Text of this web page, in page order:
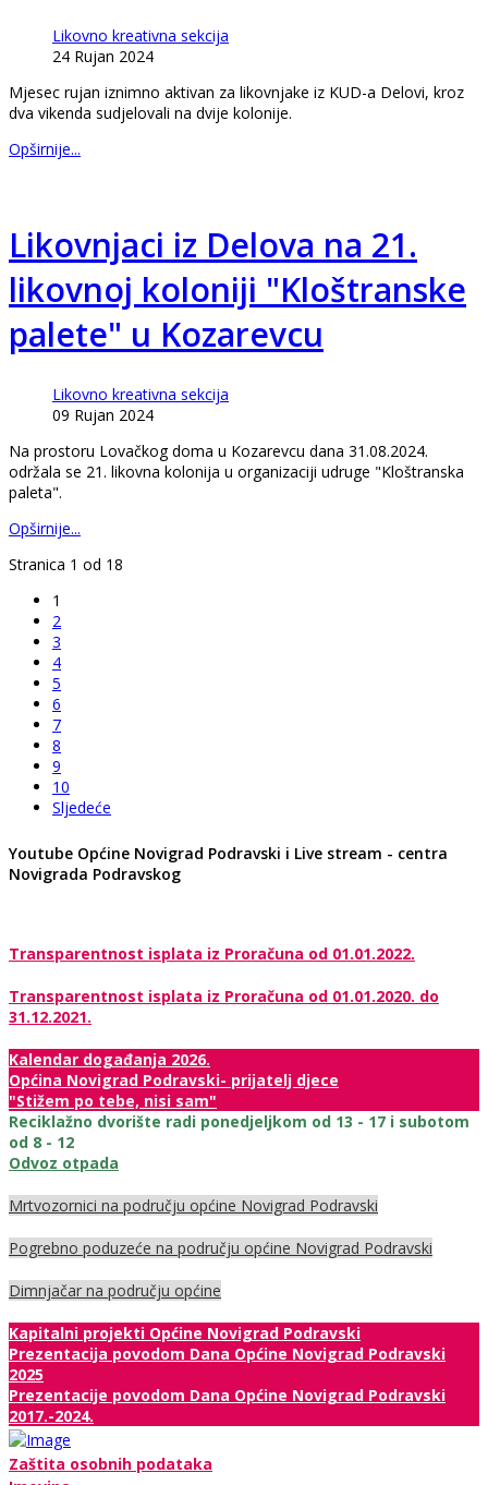
Likovno kreativna sekcija
24 Rujan 2024
Mjesec rujan iznimno aktivan za likovnjake iz KUD-a Delovi, kroz
dva vikenda sudjelovali na dvije kolonije.
Opširnije...
Likovnjaci iz Delova na 21.
likovnoj koloniji "Kloštranske
palete" u Kozarevcu
Likovno kreativna sekcija
09 Rujan 2024
Na prostoru Lovačkog doma u Kozarevcu dana 31.08.2024.
održala se 21. likovna kolonija u organizaciji udruge "Kloštranska
paleta".
Opširnije...
Stranica 1 od 18
1
2
3
4
5
6
7
8
9
10
Sljedeće
Youtube Općine Novigrad Podravski i Live stream - centra
Novigrada Podravskog
Transparentnost isplata iz Proračuna od 01.01.2022.
Transparentnost isplata iz Proračuna od 01.01.2020. do
31.12.2021.
Kalendar događanja 2026.
Općina Novigrad Podravski- prijatelj djece
"Stižem po tebe, nisi sam"
Reciklažno dvorište radi ponedjeljkom od 13 - 17 i subotom
od 8 - 12
Odvoz otpada
Mrtvozornici na području općine Novigrad Podravski
Pogrebno poduzeće na području općine Novigrad Podravski
Dimnjačar na području općine
Kapitalni projekti Općine Novigrad Podravski
Prezentacija povodom Dana Općine Novigrad Podravski
2025
Prezentacije povodom Dana Općine Novigrad Podravski
2017.-2024.
Zaštita osobnih podataka